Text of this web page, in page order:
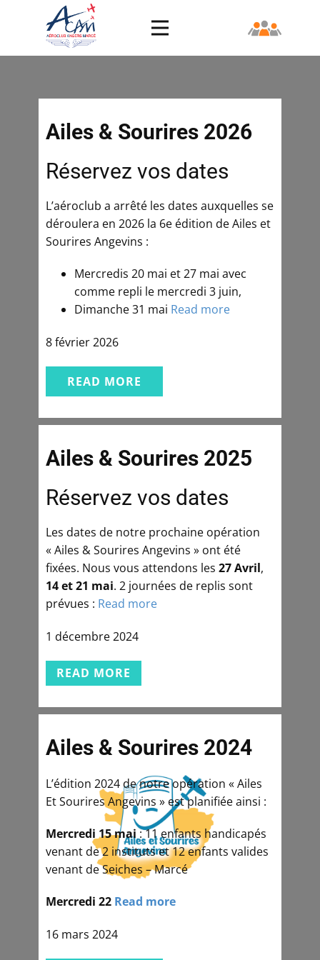
Ailes & Sourires 2026
Réservez vos dates
L’aéroclub a arrêté les dates auxquelles se
déroulera en 2026 la 6e édition de Ailes et
Sourires Angevins :
Mercredis 20 mai et 27 mai avec
comme repli le mercredi 3 juin,
Dimanche 31 mai Read more
8 février 2026
READ MORE
Ailes & Sourires 2025
Réservez vos dates
Les dates de notre prochaine opération
« Ailes & Sourires Angevins » ont été
fixées. Nous vous attendons les 27 Avril,
14 et 21 mai. 2 journées de replis sont
prévues : Read more
1 décembre 2024
READ MORE
Ailes & Sourires 2024
L’édition 2024 de notre opération « Ailes
Et Sourires Angevins » est planifiée ainsi :
Mercredi 15 mai: 11 enfants handicapés
venant de 2 instituts et 12 enfants valides
venant de Seiches – Marcé
Mercredi 22 Read more
16 mars 2024